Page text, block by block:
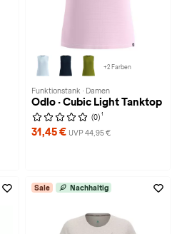
+2 Farben
Funktionstank · Damen
Odlo · Cubic Light Tanktop
(0) 1
31,45 € UVP 44,95 €
Sale Nachhaltig